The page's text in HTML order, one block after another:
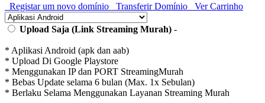
Registar um novo domínio Transferir Domínio Ver Carrinho
Upload Saja (Link Streaming Murah) -
* Aplikasi Android (apk dan aab)
* Upload Di Google Playstore
* Menggunakan IP dan PORT StreamingMurah
* Bebas Update selama 6 bulan (Max. 1x Sebulan)
* Berlaku Selama Menggunakan Layanan Streaming Murah